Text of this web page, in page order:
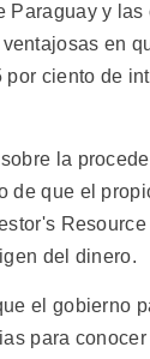
Paraguay y
en
por ciento de
la
de que el
del dinero.
el gobierno
para